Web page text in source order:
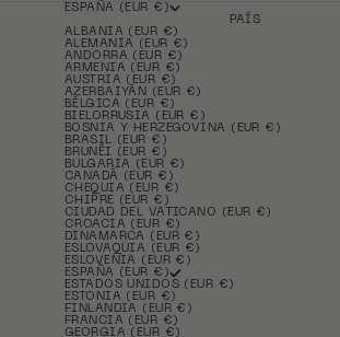
ESPAÑA (EUR €)
PAÍS
ALBANIA (EUR €)
ALEMANIA (EUR €)
ANDORRA (EUR €)
ARMENIA (EUR €)
AUSTRIA (EUR €)
AZERBAIYÁN (EUR €)
BÉLGICA (EUR €)
BIELORRUSIA (EUR €)
BOSNIA Y HERZEGOVINA (EUR €)
BRASIL (EUR €)
BRUNÉI (EUR €)
BULGARIA (EUR €)
CANADÁ (EUR €)
CHEQUIA (EUR €)
CHIPRE (EUR €)
CIUDAD DEL VATICANO (EUR €)
CROACIA (EUR €)
DINAMARCA (EUR €)
ESLOVAQUIA (EUR €)
ESLOVENIA (EUR €)
ESPAÑA (EUR €)
ESTADOS UNIDOS (EUR €)
ESTONIA (EUR €)
FINLANDIA (EUR €)
FRANCIA (EUR €)
GEORGIA (EUR €)